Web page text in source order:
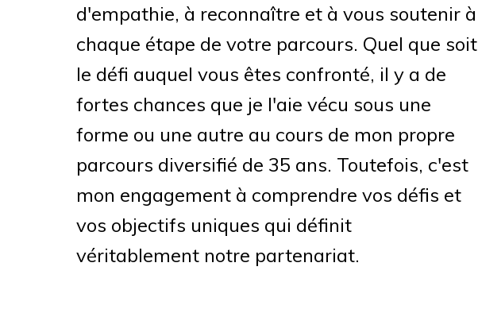
d'empathie, à reconnaître et à vous soutenir à
chaque étape de votre parcours. Quel que soit
le défi auquel vous êtes confronté, il y a de
fortes chances que je l'aie vécu sous une
forme ou une autre au cours de mon propre
parcours diversifié de 35 ans. Toutefois, c'est
mon engagement à comprendre vos défis et
vos objectifs uniques qui définit
véritablement notre partenariat.